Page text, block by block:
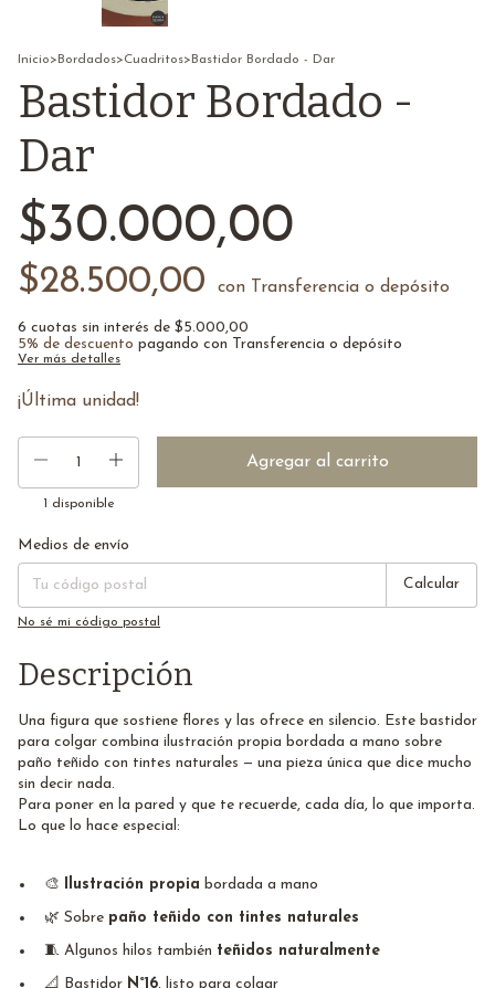
Inicio> Bordados>Cuadritos> Bastidor Bordado - Dar
Bastidor Bordado -
Dar
$30.000,00
$28.500,00 con Transferencia o depósito
6 cuotas sin interés de $5.000,00
5% de descuento pagando con Transferencia o depósito
Ver más detalles
¡Última unidad!
1 disponible
Entregas para el CP:
Medios de envío
Calcular
No sé mi código postal
Descripción
Una figura que sostiene flores y las ofrece en silencio. Este bastidor
para colgar combina ilustración propia bordada a mano sobre
paño teñido con tintes naturales — una pieza única que dice mucho
sin decir nada.
Para poner en la pared y que te recuerde, cada día, lo que importa.
Lo que lo hace especial:
🎨 Ilustración propia bordada a mano
🌿 Sobre paño teñido con tintes naturales
🧵 Algunos hilos también teñidos naturalmente
📐 Bastidor N°16, listo para colgar